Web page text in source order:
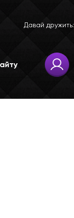
Давай дружить: